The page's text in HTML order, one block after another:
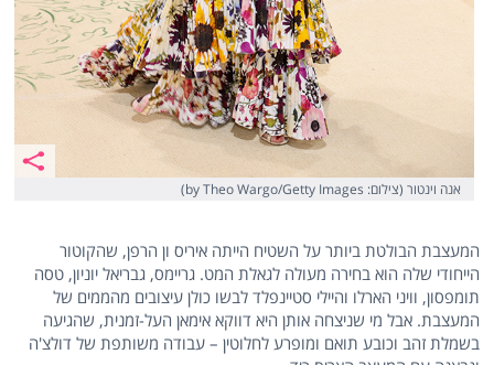
אנה וינטור (צילום: by Theo Wargo/Getty Images)
המעצבת הבולטת ביותר על השטיח הייתה איריס ון הרפן, שהקוטור
הייחודי שלה הוא בחירה מעולה לגאלת המט. גריימס, גבריאל יוניון, טסה
תומפסון, וויני הארלו והיילי סטיינפלד לבשו כולן עיצובים מהממים של
המעצבת. אבל מי שניצחה אותן היא דווקא אימאן העל-זמנית, שהגיעה
בשמלת זהב וכובע תואם ומופרע לחלוטין – עבודה משותפת של דולצ'ה